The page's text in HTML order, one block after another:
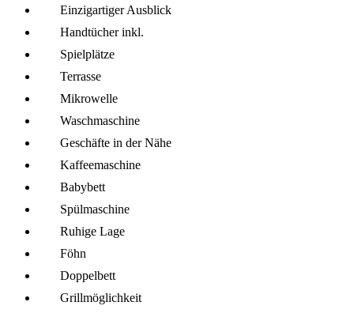
Einzigartiger Ausblick
Handtücher inkl.
Spielplätze
Terrasse
Mikro­welle
Wasch­maschine
Geschäfte in der Nähe
Kaffee­maschine
Babybett
Spül­maschine
Ruhige Lage
Föhn
Doppelbett
Grillmöglich­keit